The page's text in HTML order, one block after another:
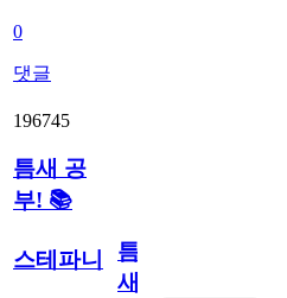
0
댓글
196745
틈새 공
부! 📚
스테파니
틈
새